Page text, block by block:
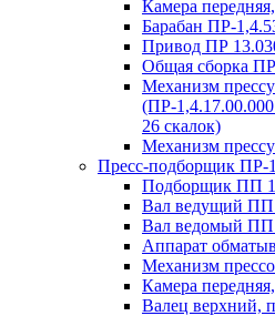
Камера
Барабан ПР-
Привод ПР
Общая сборка
Механизм
(ПР-
26 скалок)
Механизм
Пресс-подборщик ПР-
Подборщик ПП
Вал ведущий ПП
Вал ведомый ПП
Аппарат
Механизм
Камера
Валец верхний,